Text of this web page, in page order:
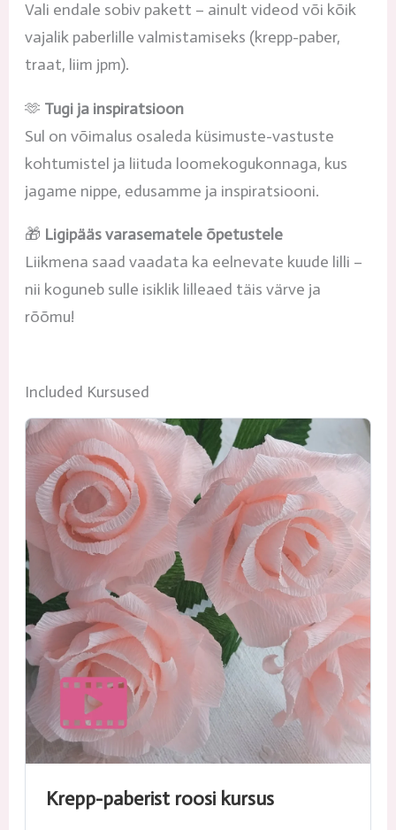
Vali endale sobiv pakett – ainult videod või kõik
vajalik paberlille valmistamiseks (krepp-paber,
traat, liim jpm).
🫶 Tugi ja inspiratsioon
Sul on võimalus osaleda küsimuste-vastuste
kohtumistel ja liituda loomekogukonnaga, kus
jagame nippe, edusamme ja inspiratsiooni.
🎁 Ligipääs varasematele õpetustele
Liikmena saad vaadata ka eelnevate kuude lilli –
nii koguneb sulle isiklik lilleaed täis värve ja
rõõmu!
Included Kursused
Krepp-paberist roosi kursus